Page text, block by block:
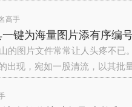
高手
键为海量图片添有序编
的图片文件常常让人头疼不
出现，宛如一股清流，以其批